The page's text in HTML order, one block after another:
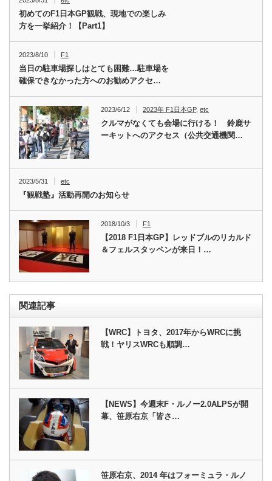
初めてのF1日本GP観戦、現地での楽しみ
方を一挙紹介！【Part1】
2023/8/10 F1
当日の駐車場探しはとても困難…駐車場を
確保できなかった方へのお勧めアクセ…
2023/6/12 2023年 F1日本GP,etc
クルマがなくても会場に行ける！ 鈴鹿サ
ーキットへのアクセス（公共交通機関…
2023/5/31 etc
『観戦塾』活動再開のお知らせ
2018/10/3 F1
【2018 F1日本GP】レッドブルのリカルド
＆フェルスタッペンが来日！…
関連記事
【WRC】トヨタ、2017年からWRCに挑
戦！ヤリスWRCも順調…
【NEWS】今週末F・ルノー2.0ALPSが開
幕、笹原右京「皆さ…
笹原右京、2014 年はフォーミュラ・ルノ